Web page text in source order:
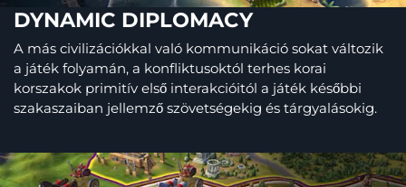
DYNAMIC DIPLOMACY
A más civilizációkkal való kommunikáció sokat változik
a játék folyamán, a konfliktusoktól terhes korai
korszakok primitív első interakcióitól a játék későbbi
szakaszaiban jellemző szövetségekig és tárgyalásokig.